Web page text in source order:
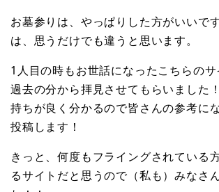
お墓参りは、やっぱりした方がいいで
は、思うだけでも違うと思います。
1人目の時もお世話になったこちらの
過去の分から拝見させてもらいました
持ちが良く分かるので皆さんの参考に
投稿します！
きっと、何度もフライングされている
るサイトだと思うので（私も）みなさ